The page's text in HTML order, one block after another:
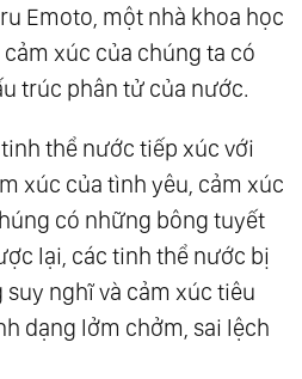
Emoto, một nhà khoa học
xúc của chúng ta có
trúc phân tử của nước.
thể nước tiếp xúc với
xúc của tình yêu, cảm xúc
có những bông tuyết
lại, các tinh thể nước bị
nghĩ và cảm xúc tiêu
dạng lởm chởm, sai lệch